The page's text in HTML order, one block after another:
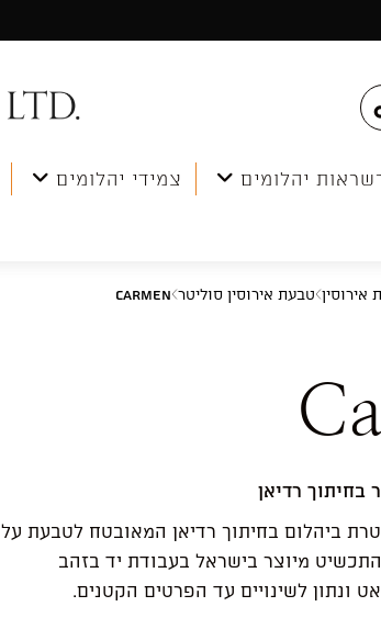
יהלומים צמידי יהלומים
אירוסין טבעת אירוסין סוליטר Carmen
בחיתוך רדיאן
ביהלום בחיתוך רדיאן המאובטח לטבעת על
התכשיט מיוצר בישראל בעבודת יד בזהב